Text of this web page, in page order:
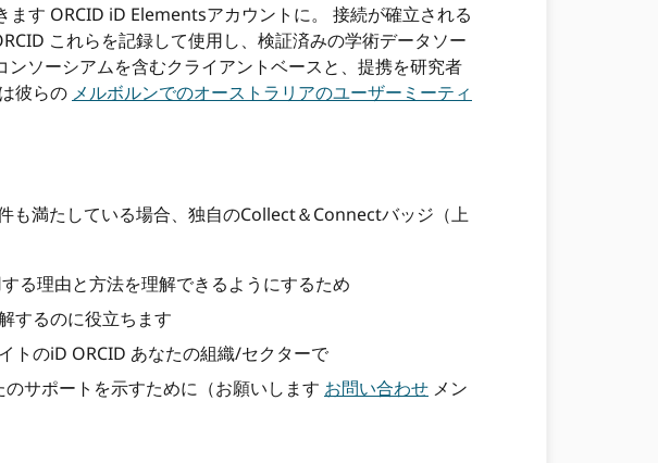
す ORCID iD Elementsアカウントに。 接続が確立される
これらを記録して使用し、検証済みの学術データソー
ソーシアムを含むクライアントベースと、提携を研究者
彼らの メルボルンでのオーストラリアのユーザーミーティ
も満たしている場合、独自のCollect＆Connectバッジ（上
る理由と方法を理解できるようにするため
するのに役立ちます
トのiD ORCID あなたの組織/セクターで
サポートを示すために（お願いします お問い合わせ メン